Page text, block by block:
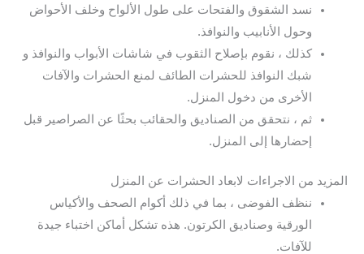
نسد الشقوق والفتحات على طول الألواح وخلف الأحواض
وحول الأنابيب والنوافذ.
كذلك ، نقوم بإصلاح الثقوب في شاشات الأبواب والنوافذ و
شبك النوافذ للحشرات الطائف لمنع الحشرات والآفات
الأخرى من دخول المنزل.
ثم ، نتحقق من الصناديق والحقائب بحثًا عن الصراصير قبل
إحضارها إلى المنزل.
المزيد من الاجراءات لابعاد الحشرات عن المنزل
ننظف الفوضى ، بما في ذلك أكوام الصحف والأكياس
الورقية وصناديق الكرتون. هذه تشكل أماكن اختباء جيدة
للآفات.